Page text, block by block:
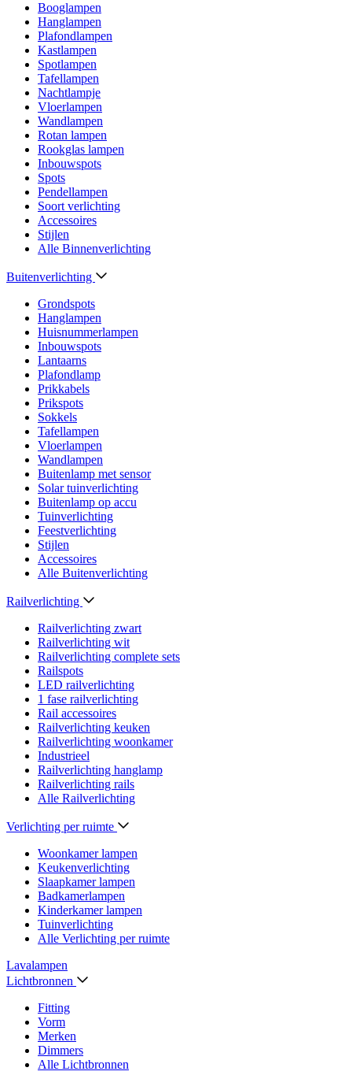
Booglampen
Hanglampen
Plafondlampen
Kastlampen
Spotlampen
Tafellampen
Nachtlampje
Vloerlampen
Wandlampen
Rotan lampen
Rookglas lampen
Inbouwspots
Spots
Pendellampen
Soort verlichting
Accessoires
Stijlen
Alle Binnenverlichting
Buitenverlichting
Grondspots
Hanglampen
Huisnummerlampen
Inbouwspots
Lantaarns
Plafondlamp
Prikkabels
Prikspots
Sokkels
Tafellampen
Vloerlampen
Wandlampen
Buitenlamp met sensor
Solar tuinverlichting
Buitenlamp op accu
Tuinverlichting
Feestverlichting
Stijlen
Accessoires
Alle Buitenverlichting
Railverlichting
Railverlichting zwart
Railverlichting wit
Railverlichting complete sets
Railspots
LED railverlichting
1 fase railverlichting
Rail accessoires
Railverlichting keuken
Railverlichting woonkamer
Industrieel
Railverlichting hanglamp
Railverlichting rails
Alle Railverlichting
Verlichting per ruimte
Woonkamer lampen
Keukenverlichting
Slaapkamer lampen
Badkamerlampen
Kinderkamer lampen
Tuinverlichting
Alle Verlichting per ruimte
Lavalampen
Lichtbronnen
Fitting
Vorm
Merken
Dimmers
Alle Lichtbronnen